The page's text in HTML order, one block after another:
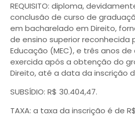
REQUISITO: diploma,
conclusão de curso de
em bacharelado em Direito,
de ensino superior reconhecida
Educação (MEC), e três anos
exercida após a obtenção do
Direito, até a data da inscrição
SUBSÍDIO: R$ 30.404,47.
TAXA: a taxa da inscrição é de